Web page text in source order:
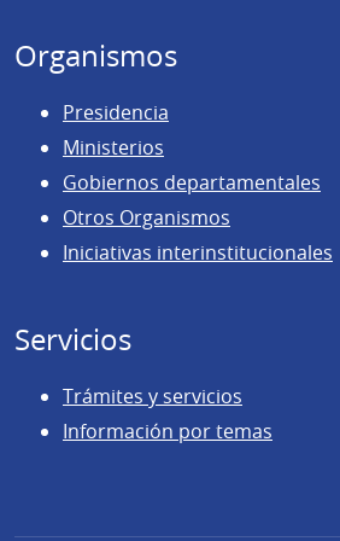
Organismos
Presidencia
Ministerios
Gobiernos departamentales
Otros Organismos
Iniciativas interinstitucionales
Servicios
Trámites y servicios
Información por temas